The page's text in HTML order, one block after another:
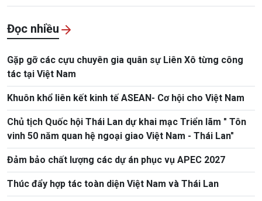
Đọc nhiều
Gặp gỡ các cựu chuyên gia quân sự Liên Xô từng công
tác tại Việt Nam
Khuôn khổ liên kết kinh tế ASEAN- Cơ hội cho Việt Nam
Chủ tịch Quốc hội Thái Lan dự khai mạc Triển lãm " Tôn
vinh 50 năm quan hệ ngoại giao Việt Nam - Thái Lan"
Đảm bảo chất lượng các dự án phục vụ APEC 2027
Thúc đẩy hợp tác toàn diện Việt Nam và Thái Lan